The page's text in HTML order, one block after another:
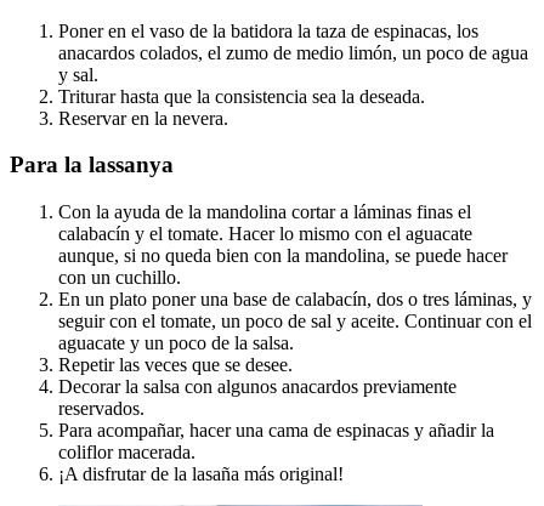
Poner en el vaso de la batidora la taza de espinacas, los
anacardos colados, el zumo de medio limón, un poco de agua
y sal.
Triturar hasta que la consistencia sea la deseada.
Reservar en la nevera.
Para la lassanya
Con la ayuda de la mandolina cortar a láminas finas el
calabacín y el tomate. Hacer lo mismo con el aguacate
aunque, si no queda bien con la mandolina, se puede hacer
con un cuchillo.
En un plato poner una base de calabacín, dos o tres láminas, y
seguir con el tomate, un poco de sal y aceite. Continuar con el
aguacate y un poco de la salsa.
Repetir las veces que se desee.
Decorar la salsa con algunos anacardos previamente
reservados.
Para acompañar, hacer una cama de espinacas y añadir la
coliflor macerada.
¡A disfrutar de la lasaña más original!